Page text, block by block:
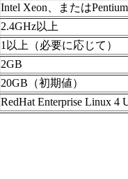
Intel Xeon、または
2.4GHz以上
1以上（必要に応じて）
2GB
20GB（初期値）
RedHat Enterprise Linux 4